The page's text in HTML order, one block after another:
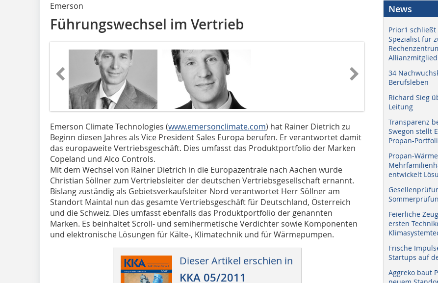
Emerson
Führungswechsel im Vertrieb
Emerson Climate Technologies (www.emersonclimate.com) hat Rainer Dietrich zu
Beginn diesen Jahres als Vice President Sales Europa berufen. Er verantwortet damit
das europaweite Vertriebsgeschäft. Dies umfasst das Produktportfolio der Marken
Copeland und Alco Controls.
Mit dem Wechsel von Rainer Dietrich in die Europazentrale nach Aachen wurde
Christian Söllner zum Vertriebsleiter der deutschen Vertriebsgesellschaft ernannt.
Bislang zuständig als Gebietsverkaufsleiter Nord verantwortet Herr Söllner am
Standort Maintal nun das gesamte Vertriebsgeschäft für Deutschland, Österreich
und die Schweiz. Dies umfasst ebenfalls das Produktportfolio der genannten
Marken. Es beinhaltet Scroll- und semihermetische Verdichter sowie Komponenten
und elektronische Lösungen für Kälte-, Klimatechnik und für Wärmepumpen.
Dieser Artikel erschien in
KKA 05/2011
News
Prior1
Spezialist für
Allianzmitglied
34
Berufsleben
Richard Sieg
Leitung
Transparenz
Swegon stellt
Propan-
Propan-
entwickelt
Feierliche
ersten
Frische
Startups auf
Aggreko baut